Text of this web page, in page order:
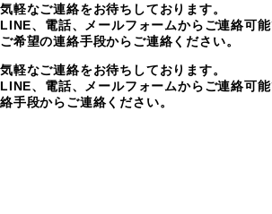
気軽なご連絡をお待ちしております。
LINE、電話、メールフォームからご連絡可
ご希望の連絡手段からご連絡ください。
気軽なご連絡をお待ちしております。
LINE、電話、メールフォームからご連絡可
絡手段からご連絡ください。